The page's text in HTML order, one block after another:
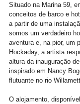
Situado na Marina 59,
conceitos de barco e
a partir de uma
somos um verdadeiro
aventura e, na pior, um
Hockaday, a artista
altura da inauguração
inspirado em Nancy
flutuante no rio
O alojamento,